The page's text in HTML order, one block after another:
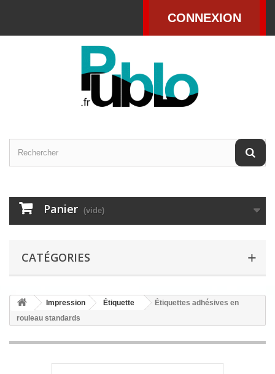
CONNEXION
Panier (vide)
CATÉGORIES
Impression Étiquette
Étiquettes adhésives en
rouleau standards